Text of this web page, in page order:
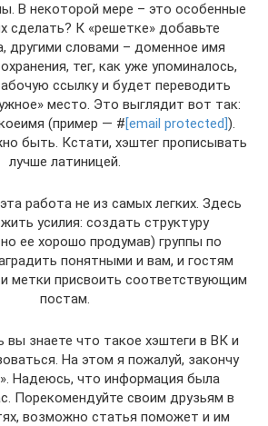
В некоторой мере – это особенные
сделать? К «решетке» добавьте
другими словами – доменное имя
тег, как уже упоминалось,
ссылку и будет переводить
место. Это выглядит вот так:
(пример — #[email protected]).
быть. Кстати, хэштег прописывать
лучше латиницей.
работа не из самых легких. Здесь
усилия: создать структуру
ее хорошо продумав) группы по
понятными и вам, и гостям
метки присвоить соответствующим
постам.
вы знаете что такое хэштеги в ВК и
На этом я пожалуй, закончу
Надеюсь, что информация была
Порекомендуйте своим друзьям в
возможно статья поможет и им